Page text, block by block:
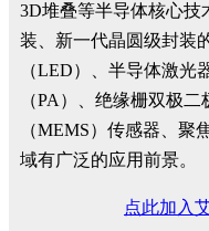
3D堆叠等半导体核心技
装、新一代晶圆级封装
（LED）、半导体激光
（PA）、绝缘栅双极
（MEMS）传感器、聚
域有广泛的应用前景。
点此加入